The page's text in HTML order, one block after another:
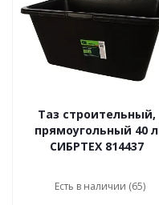
Таз строительный,
прямоугольный 40 л
СИБРТЕХ 814437
Есть в наличии (65)